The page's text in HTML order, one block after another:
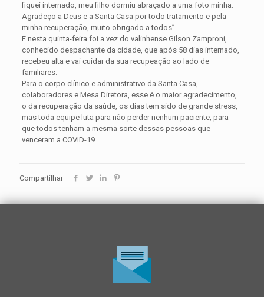
fiquei internado, meu filho dormiu abraçado a uma foto minha.
Agradeço a Deus e a Santa Casa por todo tratamento e pela
minha recuperação, muito obrigado a todos”.
E nesta quinta-feira foi a vez do valinhense Gilson Zamproni,
conhecido despachante da cidade, que após 58 dias internado,
recebeu alta e vai cuidar da sua recupeação ao lado de
familiares.
Para o corpo clínico e administrativo da Santa Casa,
colaboradores e Mesa Diretora, esse é o maior agradecimento,
o da recuperação da saúde, os dias tem sido de grande stress,
mas toda equipe luta para não perder nenhum paciente, para
que todos tenham a mesma sorte dessas pessoas que
venceram a COVID-19.
Compartilhar